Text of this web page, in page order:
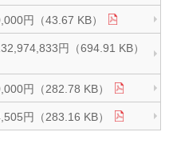
円（43.67 KB）
円（694.91 KB）
円（282.78 KB）
円（283.16 KB）